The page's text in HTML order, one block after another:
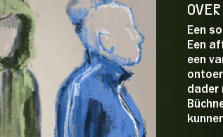
je tickets:
Een
Een
een
dader